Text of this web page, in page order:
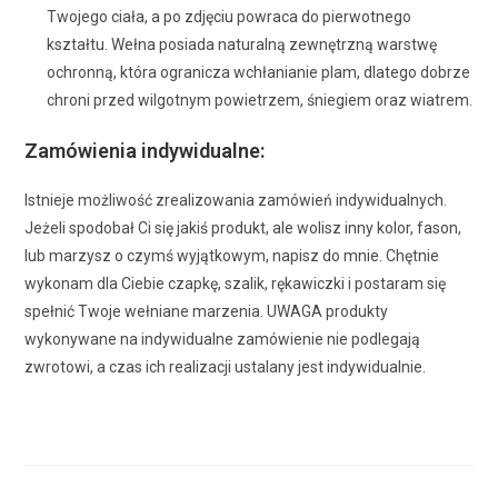
Twojego ciała, a po zdjęciu powraca do pierwotnego
kształtu. Wełna posiada naturalną zewnętrzną warstwę
ochronną, która ogranicza wchłanianie plam, dlatego dobrze
chroni przed wilgotnym powietrzem, śniegiem oraz wiatrem.
Zamówienia indywidualne:
Istnieje możliwość zrealizowania zamówień indywidualnych.
Jeżeli spodobał Ci się jakiś produkt, ale wolisz inny kolor, fason,
lub marzysz o czymś wyjątkowym, napisz do mnie. Chętnie
wykonam dla Ciebie czapkę, szalik, rękawiczki i postaram się
spełnić Twoje wełniane marzenia. UWAGA produkty
wykonywane na indywidualne zamówienie nie podlegają
zwrotowi, a czas ich realizacji ustalany jest indywidualnie.